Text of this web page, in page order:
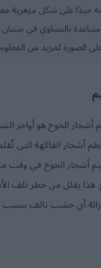
جيدًا على شكل مزهرية
بالتساوي في
الصورة لمزيد من
الخوخ هو أواخر
أشجار الفاكهة التي
أشجار الخوخ في وقت
هذا يقلل من خطر تلف
أي خشب تالف بسبب